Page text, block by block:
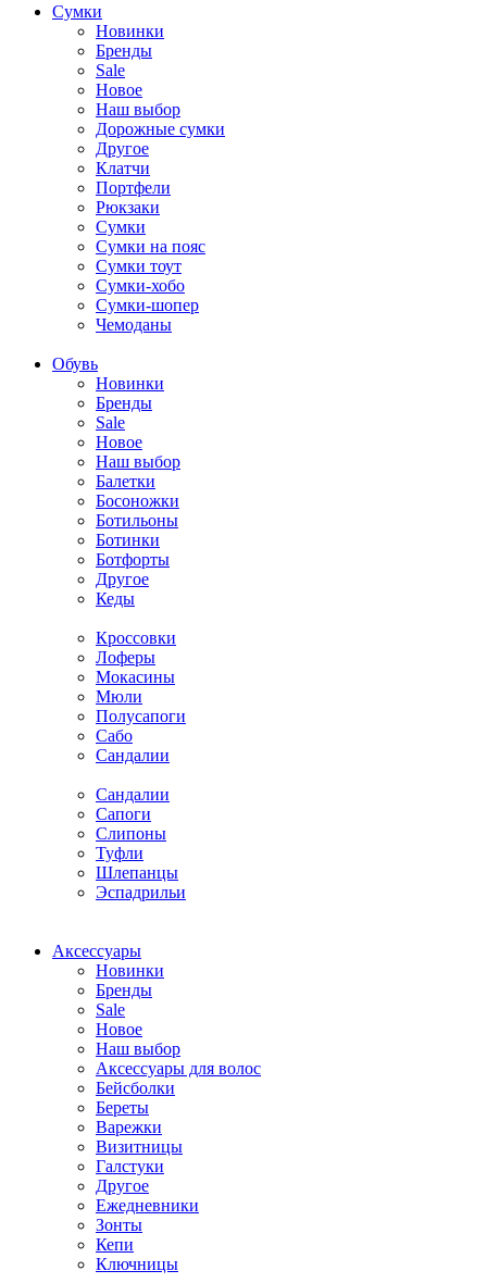
Cумки
Новинки
Бренды
Sale
Новое
Наш выбор
Дорожные сумки
Другое
Клатчи
Портфели
Рюкзаки
Сумки
Сумки на пояс
Сумки тоут
Сумки-хобо
Сумки-шопер
Чемоданы
Обувь
Новинки
Бренды
Sale
Новое
Наш выбор
Балетки
Босоножки
Ботильоны
Ботинки
Ботфорты
Другое
Кеды
Кроссовки
Лоферы
Мокасины
Мюли
Полусапоги
Сабо
Сандалии
Сандалии
Сапоги
Слипоны
Туфли
Шлепанцы
Эспадрильи
Аксессуары
Новинки
Бренды
Sale
Новое
Наш выбор
Аксессуары для волос
Бейсболки
Береты
Варежки
Визитницы
Галстуки
Другое
Ежедневники
Зонты
Кепи
Ключницы